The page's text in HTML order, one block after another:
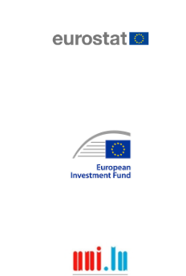
Katharien L.C. Hunt
Klaus-Heiner
Koen LENAERTS
Lars Heikensten
Lucas Papademos